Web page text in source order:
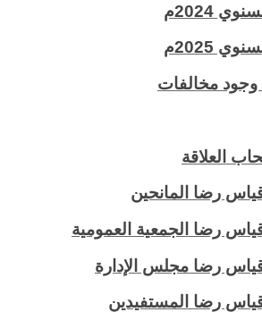
2024م
2025م
وجود مخالفات
العلاقة
قياس رضا المانحين
قياس رضا الجمعية العمومية
قياس رضا مجلس الإدارة
قياس رضا المستفيدين